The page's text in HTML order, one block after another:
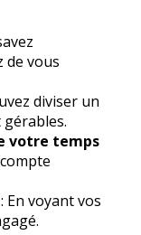
de vous
diviser un
votre temps
: En voyant vos